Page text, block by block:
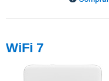
WiFi 7